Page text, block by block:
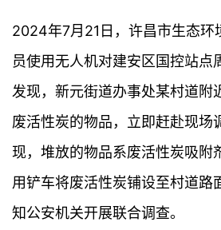
2024年7月21日，许昌市生态环
员使用无人机对建安区国控站点
发现，新元街道办事处某村道附
废活性炭的物品，立即赶赴现场
现，堆放的物品系废活性炭吸附
用铲车将废活性炭铺设至村道路
知公安机关开展联合调查。